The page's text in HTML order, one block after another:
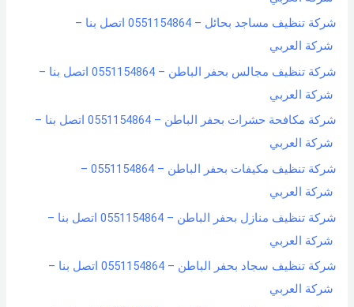
شركة تنظيف مساجد بحائل – 0551154864 اتصل بنا –
شركة العربي
شركة تنظيف مجالس بحفر الباطن – 0551154864 اتصل بنا –
شركة العربي
شركة مكافحة حشرات بحفر الباطن – 0551154864 اتصل بنا –
شركة العربي
شركة تنظيف مكيفات بحفر الباطن – 0551154864 –
شركة العربي
شركة تنظيف منازل بحفر الباطن – 0551154864 اتصل بنا –
شركة العربي
شركة تنظيف سجاد بحفر الباطن – 0551154864 اتصل بنا –
شركة العربي